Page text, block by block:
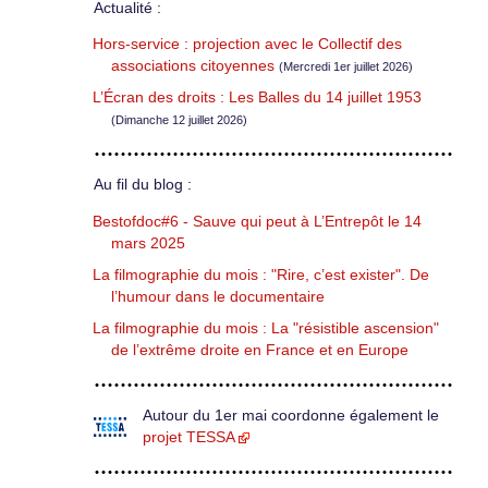
Actualité :
Hors-service : projection avec le Collectif des
associations citoyennes (Mercredi 1er juillet 2026)
L’Écran des droits : Les Balles du 14 juillet 1953
(Dimanche 12 juillet 2026)
Au fil du blog :
Bestofdoc#6 - Sauve qui peut à L’Entrepôt le 14
mars 2025
La filmographie du mois : "Rire, c’est exister". De
l’humour dans le documentaire
La filmographie du mois : La "résistible ascension"
de l’extrême droite en France et en Europe
Autour du 1er mai coordonne également le
projet TESSA